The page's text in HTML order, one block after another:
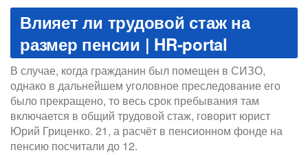
Влияет ли трудовой стаж на
размер пенсии | HR-portal
В случае, когда гражданин был помещен в СИЗО,
однако в дальнейшем уголовное преследование его
было прекращено, то весь срок пребывания там
включается в общий трудовой стаж, говорит юрист
Юрий Гриценко. 21, а расчёт в пенсионном фонде на
пенсию посчитали до 12.